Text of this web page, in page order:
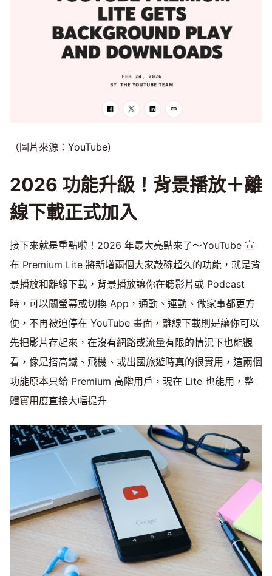
（圖片來源：YouTube)
2026 功能升級！背景播放＋離
線下載正式加入
接下來就是重點啦！2026 年最大亮點來了～YouTube 宣
布 Premium Lite 將新增兩個大家敲碗超久的功能，就是背
景播放和離線下載，背景播放讓你在聽影片或 Podcast
時，可以關螢幕或切換 App，通勤、運動、做家事都更方
便，不再被迫停在 YouTube 畫面，離線下載則是讓你可以
先把影片存起來，在沒有網路或流量有限的情況下也能觀
看，像是搭高鐵、飛機、或出國旅遊時真的很實用，這兩個
功能原本只給 Premium 高階用戶，現在 Lite 也能用，整
體實用度直接大幅提升